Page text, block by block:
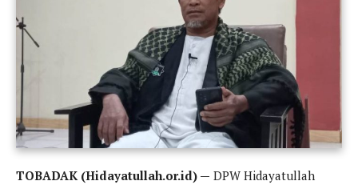
TOBADAK (Hidayatullah.or.id) — DPW Hidayatullah